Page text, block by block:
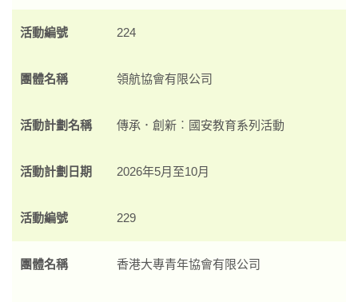
活動編號 224
團體名稱 領航協會有限公司
活動計劃名稱 傳承．創新︰國安教育系列活動
活動計劃日期 2026年5月至10月
活動編號 229
團體名稱 香港大專青年協會有限公司